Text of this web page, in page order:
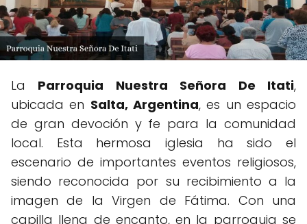
La Parroquia Nuestra Señora De Itati,
ubicada en Salta, Argentina, es un espacio
de gran devoción y fe para la comunidad
local. Esta hermosa iglesia ha sido el
escenario de importantes eventos religiosos,
siendo reconocida por su recibimiento a la
imagen de la Virgen de Fátima. Con una
capilla llena de encanto, en la parroquia se